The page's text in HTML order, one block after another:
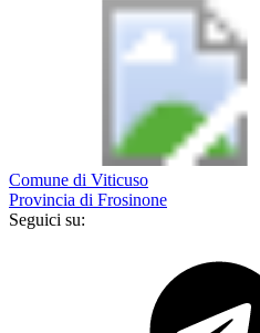
Comune di Viticuso
Provincia di Frosinone
Seguici su: